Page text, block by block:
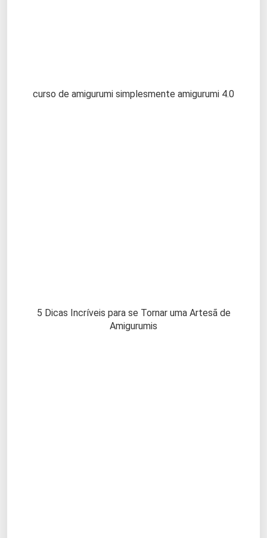
curso de amigurumi simplesmente amigurumi 4.0
5 Dicas Incríveis para se Tornar uma Artesã de
Amigurumis